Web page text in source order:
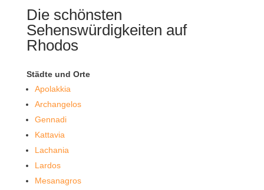
Die schönsten
Sehenswürdigkeiten auf
Rhodos
Städte und Orte
Apolakkia
Archangelos
Gennadi
Kattavia
Lachania
Lardos
Mesanagros